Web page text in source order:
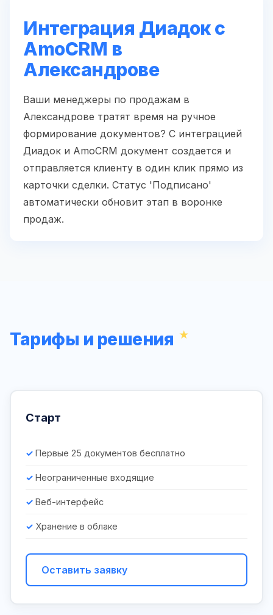
Интеграция Диадок с
AmoCRM в
Александрове
Ваши менеджеры по продажам в
Александрове тратят время на ручное
формирование документов? С интеграцией
Диадок и AmoCRM документ создается и
отправляется клиенту в один клик прямо из
карточки сделки. Статус 'Подписано'
автоматически обновит этап в воронке
продаж.
Тарифы и решения
Старт
Первые 25 документов бесплатно
Неограниченные входящие
Веб-интерфейс
Хранение в облаке
Оставить заявку